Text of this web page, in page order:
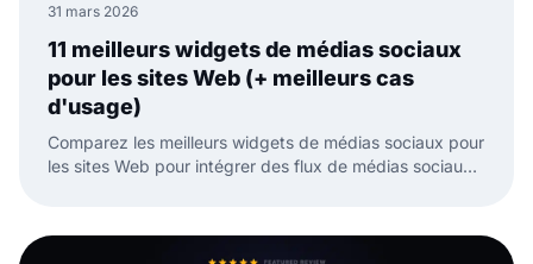
31 mars 2026
11 meilleurs widgets de médias sociaux
pour les sites Web (+ meilleurs cas
d'usage)
Comparez les meilleurs widgets de médias sociaux pour
les sites Web pour intégrer des flux de médias sociaux,